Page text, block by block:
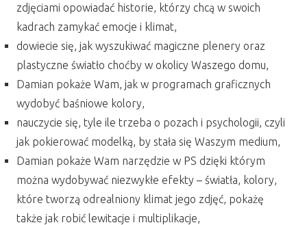
zdjęciami opowiadać historie, którzy chcą w swoich
kadrach zamykać emocje i klimat,
dowiecie się, jak wyszukiwać magiczne plenery oraz
plastyczne światło choćby w okolicy Waszego domu,
Damian pokaże Wam, jak w programach graficznych
wydobyć baśniowe kolory,
nauczycie się, tyle ile trzeba o pozach i psychologii, czyli
jak pokierować modelką, by stała się Waszym medium,
Damian pokaże Wam narzędzie w PS dzięki którym
można wydobywać niezwykłe efekty – światła, kolory,
które tworzą odrealniony klimat jego zdjęć, pokażę
także jak robić lewitacje i multiplikacje,